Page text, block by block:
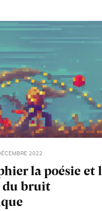
2022
la poésie et
bruit